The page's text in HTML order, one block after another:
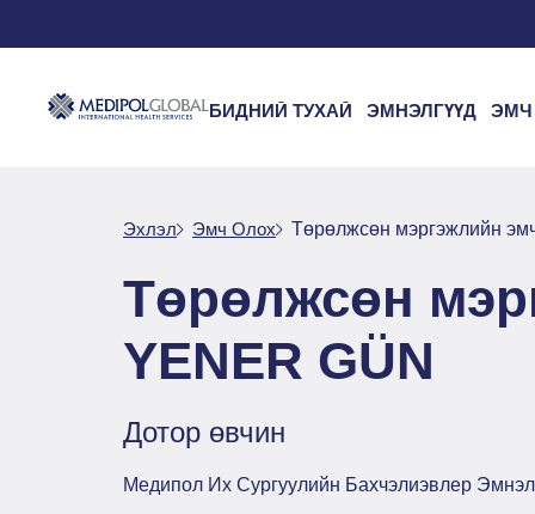
БИДНИЙ ТУХАЙ ЭМНЭЛГҮҮД ЭМЧ
Эхлэл Эмч Oлох Төрөлжсөн мэргэжлийн
Төрөлжсөн
YENER GÜN
Дотор өвчин
Медипол Их Сургуулийн Бахчэлиэвлер